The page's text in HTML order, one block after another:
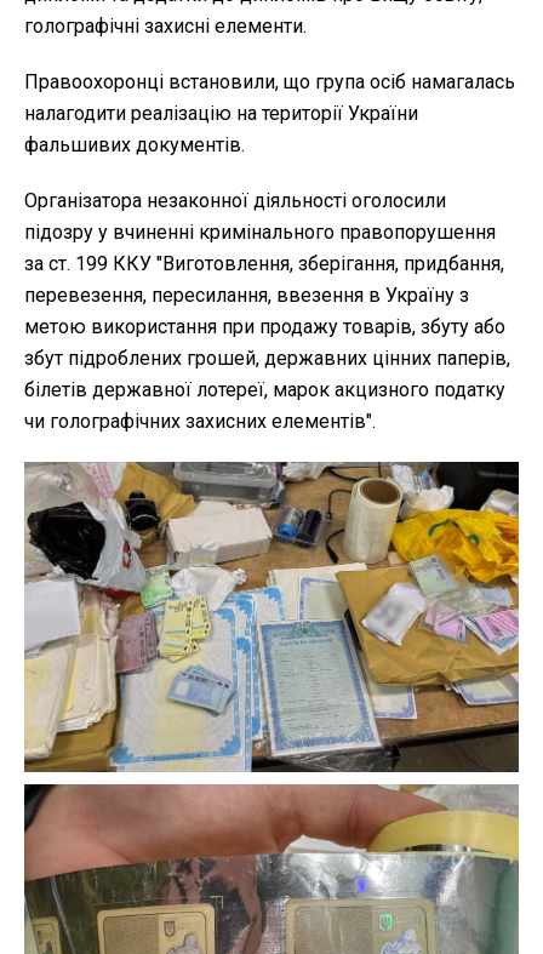
голографічні захисні елементи.
Правоохоронці встановили, що група осіб намагалась
налагодити реалізацію на території України
фальшивих документів.
Організатора незаконної діяльності оголосили
підозру у вчиненні кримінального правопорушення
за ст. 199 ККУ "Виготовлення, зберігання, придбання,
перевезення, пересилання, ввезення в Україну з
метою використання при продажу товарів, збуту або
збут підроблених грошей, державних цінних паперів,
білетів державної лотереї, марок акцизного податку
чи голографічних захисних елементів".